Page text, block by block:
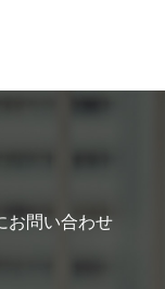
お問い合わせ